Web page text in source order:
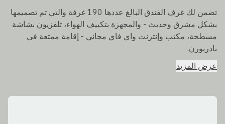
تضمن لك غرف الفندق البالغ عددها 190 غرفة والتي تم تصميمها
بشكل مشرق وحديث - والمجهزة بتكييف الهواء، تلفزيون بشاشة
مسطحة، مكتب وإنترنت واي فاي مجاني - إقامة ممتعة في
بادربورن.
عرض المزيد